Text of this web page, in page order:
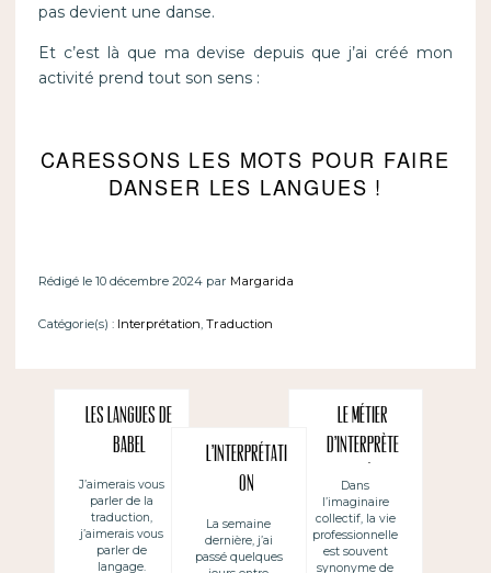
pas devient une danse.
Et c’est là que ma devise depuis que j’ai créé mon
activité prend tout son sens :
CARESSONS LES MOTS POUR FAIRE
DANSER LES LANGUES !
Rédigé le 10 décembre 2024 par Margarida
Catégorie(s) : Interprétation, Traduction
Les langues de
Babel
J’aimerais vous
parler de la
traduction,
j’aimerais vous
parler de
langage.
L’interprétati
on
d’accompagne
ment
La semaine
dernière, j’ai
passé quelques
Le métier
d’Interprète
de conférence
: Entre
passion,
flexibilité et
Dans
l’imaginaire
collectif, la vie
professionnelle
est souvent
synonyme de